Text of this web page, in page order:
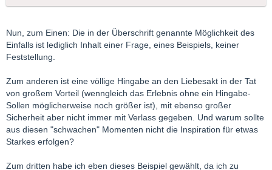
Nun, zum Einen: Die in der Überschrift genannte Möglichkeit des
Einfalls ist lediglich Inhalt einer Frage, eines Beispiels, keiner
Feststellung.
Zum anderen ist eine völlige Hingabe an den Liebesakt in der Tat
von großem Vorteil (wenngleich das Erlebnis ohne ein Hingabe-
Sollen möglicherweise noch größer ist), mit ebenso großer
Sicherheit aber nicht immer mit Verlass gegeben. Und warum sollte
aus diesen "schwachen" Momenten nicht die Inspiration für etwas
Starkes erfolgen?
Zum dritten habe ich eben dieses Beispiel gewählt, da ich zu